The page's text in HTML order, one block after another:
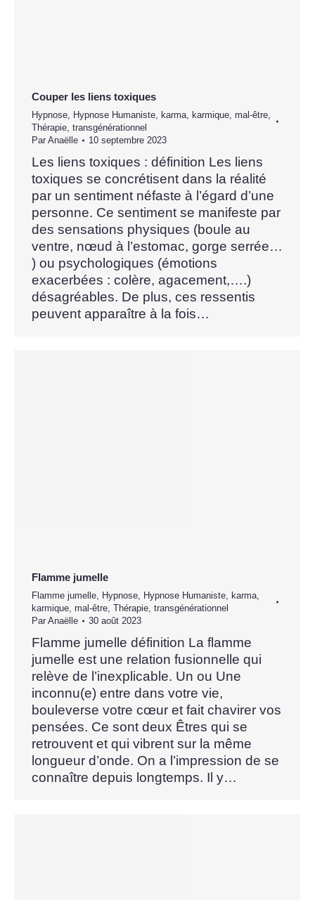
Couper les liens toxiques
Hypnose Hypnose Humaniste karma karmique mal-être
Thérapie transgénérationnel
Par Anaëlle 10 septembre 2023
Les liens toxiques : définition Les liens
toxiques se concrétisent dans la réalité
par un sentiment néfaste à l’égard d’une
personne. Ce sentiment se manifeste par
des sensations physiques (boule au
ventre, nœud à l’estomac, gorge serrée…
) ou psychologiques (émotions
exacerbées : colère, agacement,….)
désagréables. De plus, ces ressentis
peuvent apparaître à la fois…
Flamme jumelle
Flamme jumelle, Hypnose, Hypnose Humaniste, karma,
karmique, mal-être, Thérapie, transgénérationnel
Par Anaëlle 30 août 2023
Flamme jumelle définition La flamme
jumelle est une relation fusionnelle qui
relève de l’inexplicable. Un ou Une
inconnu(e) entre dans votre vie,
bouleverse votre cœur et fait chavirer vos
pensées. Ce sont deux Êtres qui se
retrouvent et qui vibrent sur la même
longueur d’onde. On a l’impression de se
connaître depuis longtemps. Il y…